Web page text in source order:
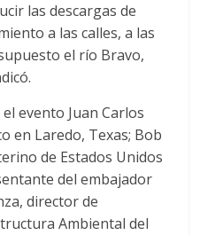
las descargas de
a las calles, a las
el río Bravo,
evento Juan Carlos
en Laredo, Texas; Bob
de Estados Unidos
del embajador
director de
Ambiental del